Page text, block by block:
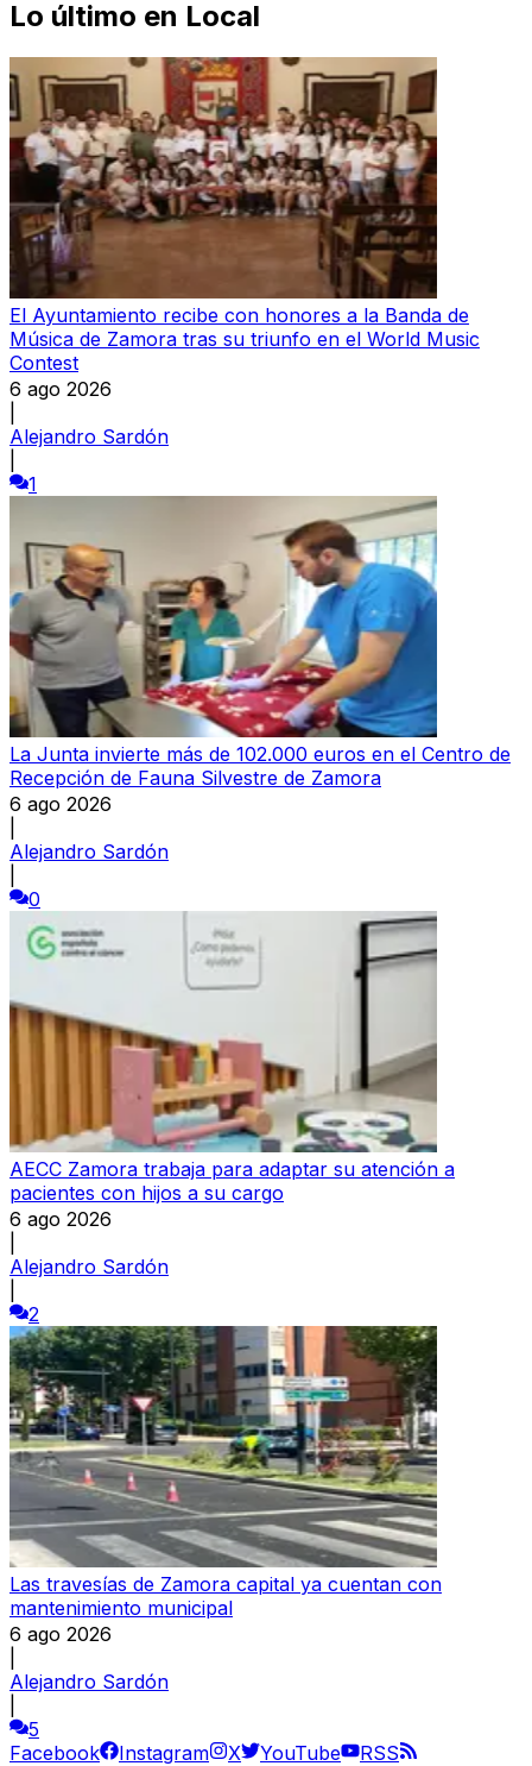
Lo último en Local
El Ayuntamiento recibe con honores a la Banda de
Música de Zamora tras su triunfo en el World Music
Contest
6 ago 2026
Alejandro Sardón
1
La Junta invierte más de 102.000 euros en el Centro de
Recepción de Fauna Silvestre de Zamora
6 ago 2026
Alejandro Sardón
0
AECC Zamora trabaja para adaptar su atención a
pacientes con hijos a su cargo
6 ago 2026
Alejandro Sardón
2
Las travesías de Zamora capital ya cuentan con
mantenimiento municipal
6 ago 2026
Alejandro Sardón
5
Facebook
Instagram X YouTube
RSS